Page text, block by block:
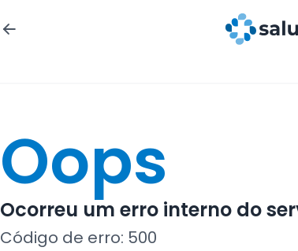
Oops
Ocorreu um erro interno do
Código de erro: 500